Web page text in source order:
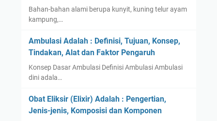
Bahan-bahan alami berupa kunyit, kuning telur ayam
kampung,…
Ambulasi Adalah : Definisi, Tujuan, Konsep,
Tindakan, Alat dan Faktor Pengaruh
Konsep Dasar Ambulasi Definisi Ambulasi Ambulasi
dini adala…
Obat Eliksir (Elixir) Adalah : Pengertian,
Jenis-jenis, Komposisi dan Komponen